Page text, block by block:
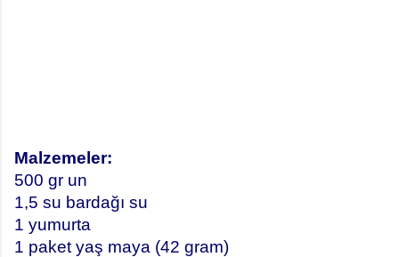
Malzemeler:
500 gr un
1,5 su bardağı su
1 yumurta
1 paket yaş maya (42 gram)